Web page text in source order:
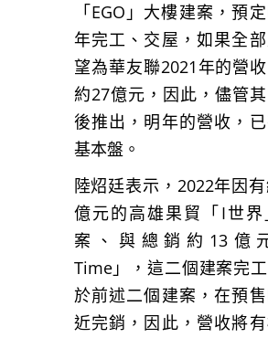
「EGO」大樓建案，預
年完工、交屋，如果全
望為華友聯2021年的營
約27億元，因此，儘管
後推出，明年的營收，
基本盤。
陸炤廷表示，2022年因
億元的高雄果貿「I世界
案、與總銷約13億
Time」，這二個建案完
於前述二個建案，在預
近完銷，因此，營收將